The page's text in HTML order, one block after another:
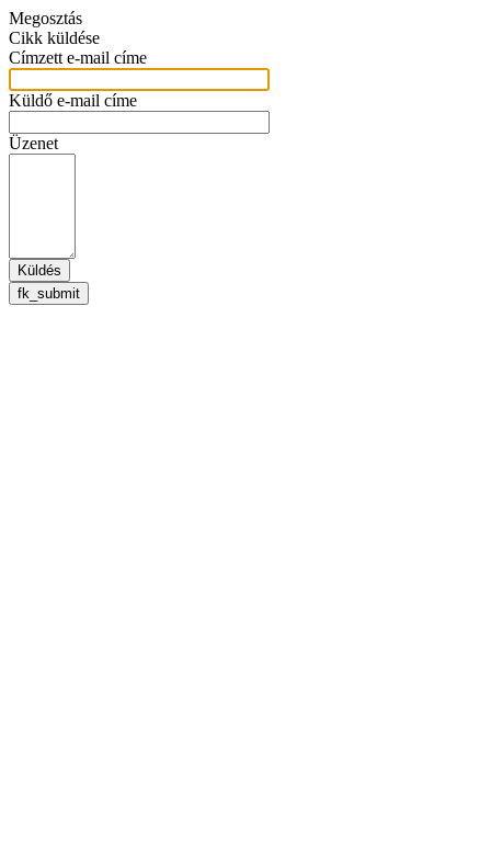
Megosztás
Cikk küldése
Címzett e-mail címe
Küldő e-mail címe
Üzenet